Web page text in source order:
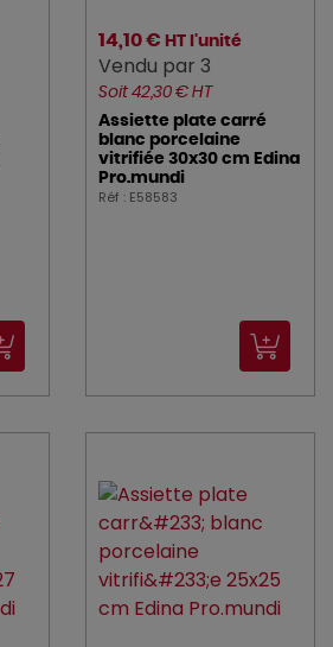
14,10 € HT l'unité
Vendu par 3
Soit 42,30 € HT
Assiette plate carré
blanc porcelaine
vitrifiée 30x30 cm Edina
Pro.mundi
Réf : E58583